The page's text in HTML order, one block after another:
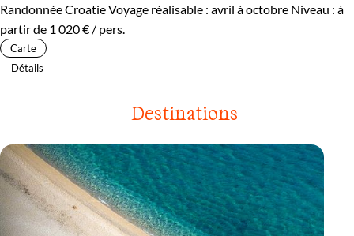
Randonnée CroatieVoyage réalisable : avril à octobre Niveau : à
partir de 1 020 € / pers.
Carte
Détails
Destinations